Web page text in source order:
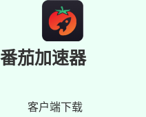
番茄加速器
客户端下载